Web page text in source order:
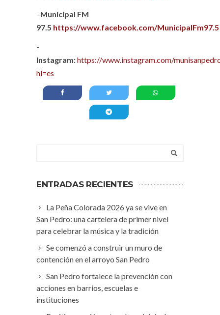
–Municipal FM
97.5 https://www.facebook.com/MunicipalFm97.5
-
Instagram:https://www.instagram.com/
hl=es
ENTRADAS RECIENTES
La Peña Colorada 2026 ya se vive en
San Pedro: una cartelera de primer nivel
para celebrar la música y la tradición
Se comenzó a construir un muro de
contención en el arroyo San Pedro
San Pedro fortalece la prevención con
acciones en barrios, escuelas e
instituciones